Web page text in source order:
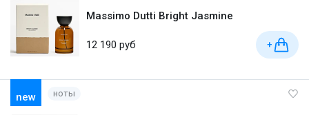
Massimo Dutti Bright Jasmine
12 190 руб +
new ноты